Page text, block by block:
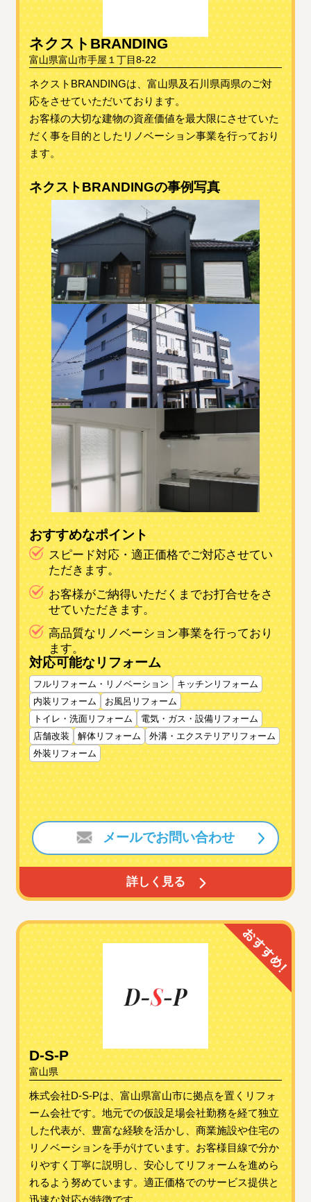
ネクストBRANDING
富山県富山市手屋１丁目8‐22
ネクストBRANDINGは、富山県及石川県両県のご対
応をさせていただいております。
お客様の大切な建物の資産価値を最大限にさせていた
だく事を目的としたリノベーション事業を行っており
ます。
ネクストBRANDINGの事例写真
おすすめなポイント
スピード対応・適正価格でご対応させてい
ただきます。
お客様がご納得いただくまでお打合せをさ
せていただきます。
高品質なリノベーション事業を行っており
ます。
対応可能なリフォーム
フルリフォーム・リノベーション
キッチンリフォーム
内装リフォーム
お風呂リフォーム
トイレ・洗面リフォーム
電気・ガス・設備リフォーム
店舗改装
解体リフォーム
外溝・エクステリアリフォーム
外装リフォーム
詳しく見る
メールでお問い合わせ
D-S-P
富山県
株式会社D-S-Pは、富山県富山市に拠点を置くリフォ
ーム会社です。地元での仮設足場会社勤務を経て独立
した代表が、豊富な経験を活かし、商業施設や住宅の
リノベーションを手がけています。お客様目線で分か
りやすく丁寧に説明し、安心してリフォームを進めら
れるよう努めています。適正価格でのサービス提供と